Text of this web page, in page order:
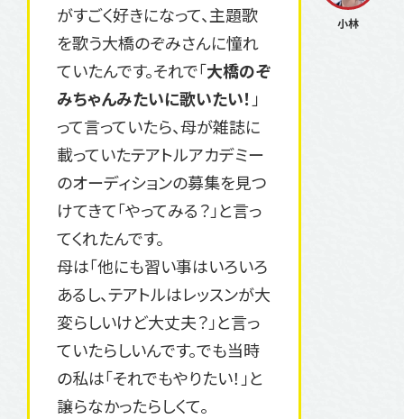
がすごく好きになって、主題歌
を歌う大橋のぞみさんに憧れ
ていたんです。それで「大橋のぞ
みちゃんみたいに歌いたい！ 」
って言っていたら、母が雑誌に
載っていたテアトルアカデミー
のオーディションの募集を見つ
けてきて「やってみる？」と言っ
てくれたんです。
母は「他にも習い事はいろいろ
あるし、テアトルはレッスンが大
変らしいけど大丈夫？」と言っ
ていたらしいんです。でも当時
の私は「それでもやりたい！」と
譲らなかったらしくて。